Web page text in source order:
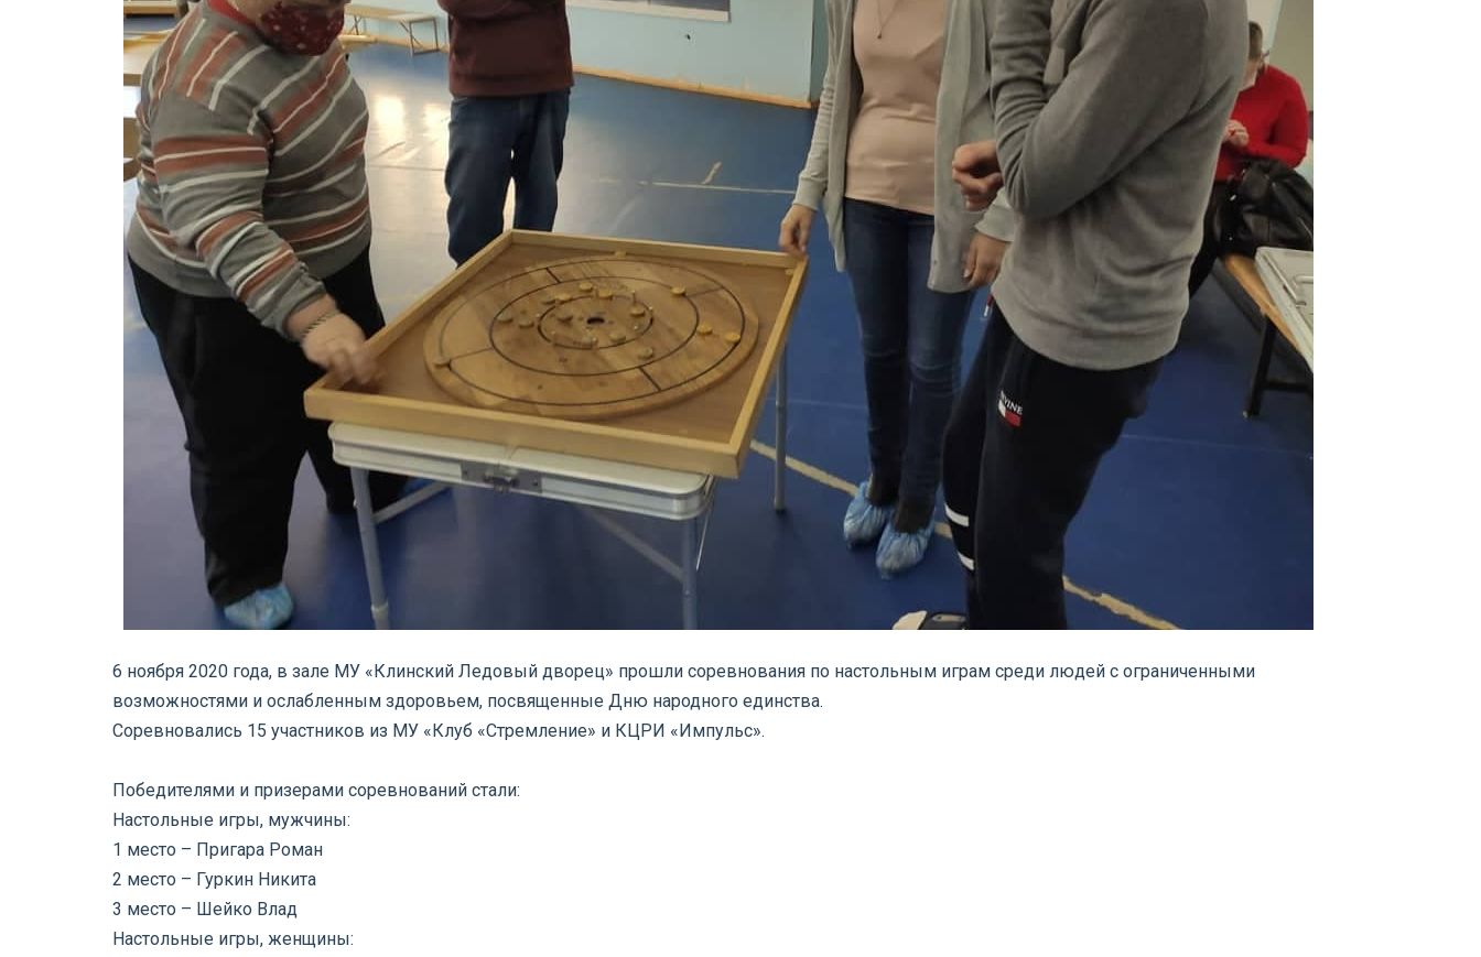
6 ноября 2020 года, в зале МУ «Клинский Ледовый дворец» прошли соревнования по настольным играм среди людей с ограниченными
возможностями и ослабленным здоровьем, посвященные Дню народного единства.
Соревновались 15 участников из МУ «Клуб «Стремление» и КЦРИ «Импульс».
Победителями и призерами соревнований стали:
Настольные игры, мужчины:
1 место – Пригара Роман
2 место – Гуркин Никита
3 место – Шейко Влад
Настольные игры, женщины: